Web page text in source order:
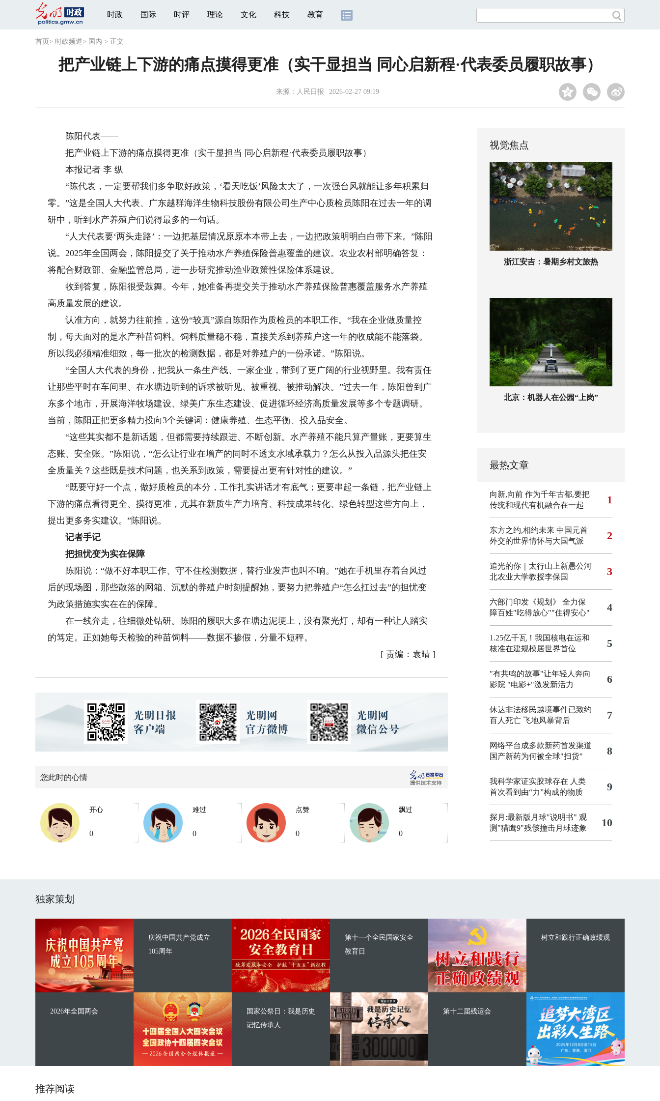
时政 国际 时评 理论 文化 科技 教育
首页 > 时政频道> 国内 > 正文
把产业链上下游的痛点摸得更准（实干显担当 同心启新程·代表委员履职故事）
来源： 人民日报 2026-02-27 09:19
陈阳代表——
把产业链上下游的痛点摸得更准（实干显担当 同心启新程·代表委员履职故事）
本报记者 李 纵
“陈代表，一定要帮我们多争取好政策，‘看天吃饭’风险太大了，一次强台风就能让多年积累归
零。”这是全国人大代表、广东越群海洋生物科技股份有限公司生产中心质检员陈阳在过去一年的调
研中，听到水产养殖户们说得最多的一句话。
“人大代表要‘两头走路’：一边把基层情况原原本本带上去，一边把政策明明白白带下来。”陈阳
说。2025年全国两会，陈阳提交了关于推动水产养殖保险普惠覆盖的建议。农业农村部明确答复：
将配合财政部、金融监管总局，进一步研究推动渔业政策性保险体系建设。
收到答复，陈阳很受鼓舞。今年，她准备再提交关于推动水产养殖保险普惠覆盖服务水产养殖
高质量发展的建议。
认准方向，就努力往前推，这份“较真”源自陈阳作为质检员的本职工作。“我在企业做质量控
制，每天面对的是水产种苗饲料。饲料质量稳不稳，直接关系到养殖户这一年的收成能不能落袋。
所以我必须精准细致，每一批次的检测数据，都是对养殖户的一份承诺。”陈阳说。
“全国人大代表的身份，把我从一条生产线、一家企业，带到了更广阔的行业视野里。我有责任
让那些平时在车间里、在水塘边听到的诉求被听见、被重视、被推动解决。”过去一年，陈阳曾到广
东多个地市，开展海洋牧场建设、绿美广东生态建设、促进循环经济高质量发展等多个专题调研。
当前，陈阳正把更多精力投向3个关键词：健康养殖、生态平衡、投入品安全。
“这些其实都不是新话题，但都需要持续跟进、不断创新。水产养殖不能只算产量账，更要算生
态账、安全账。”陈阳说，“怎么让行业在增产的同时不透支水域承载力？怎么从投入品源头把住安
全质量关？这些既是技术问题，也关系到政策，需要提出更有针对性的建议。”
“既要守好一个点，做好质检员的本分，工作扎实讲话才有底气；更要串起一条链，把产业链上
下游的痛点看得更全、摸得更准，尤其在新质生产力培育、科技成果转化、绿色转型这些方向上，
提出更多务实建议。”陈阳说。
记者手记
把担忧变为实在保障
陈阳说：“做不好本职工作、守不住检测数据，替行业发声也叫不响。”她在手机里存着台风过
后的现场图，那些散落的网箱、沉默的养殖户时刻提醒她，要努力把养殖户“怎么扛过去”的担忧变
为政策措施实实在在的保障。
在一线奔走，往细微处钻研。陈阳的履职大多在塘边泥埂上，没有聚光灯，却有一种让人踏实
的笃定。正如她每天检验的种苗饲料——数据不掺假，分量不短秤。
[ 责编：袁晴 ]
您此时的心情
开心
0
难过
0
点赞
0
飘过
0
视觉焦点
浙江安吉：暑期乡村文旅热
北京：机器人在公园“上岗”
最热文章
向新,向前 作为千年古都,要把
传统和现代有机融合在一起
1
东方之约,相约未来 中国元首
外交的世界情怀与大国气派
2
追光的你｜太行山上新愚公河
北农业大学教授李保国
3
六部门印发《规划》 全力保
障百姓"吃得放心""住得安心"
4
1.25亿千瓦！我国核电在运和
核准在建规模居世界首位
5
"有共鸣的故事"让年轻人奔向
影院 "电影+"激发新活力 6
休达非法移民越境事件已致约
百人死亡 飞地风暴背后 7
网络平台成多款新药首发渠道
国产新药为何被全球"扫货"
8
我科学家证实胶球存在 人类
首次看到由“力”构成的物质
9
探月:最新版月球"说明书" 观
测"猎鹰9"残骸撞击月球迹象
10
独家策划
庆祝中国共产党成立
105周年
2026年全国两会
第十一个全民国家安全
教育日
国家公祭日：我是历史
记忆传承人
树立和践行正确政绩观
第十二届残运会
推荐阅读